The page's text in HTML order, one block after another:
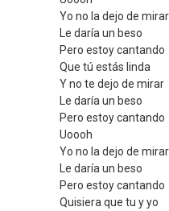
Yo no la dejo de mirar
Le daría un beso
Pero estoy cantando
Que tú estás linda
Y no te dejo de mirar
Le daría un beso
Pero estoy cantando
Uoooh
Yo no la dejo de mirar
Le daría un beso
Pero estoy cantando
Quisiera que tu y yo